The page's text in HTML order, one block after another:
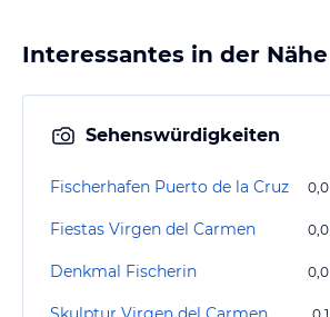
Interessantes in der Nähe
Sehenswürdigkeiten
Fischerhafen Puerto de la Cruz 0,0
Fiestas Virgen del Carmen 0,0
Denkmal Fischerin 0,0